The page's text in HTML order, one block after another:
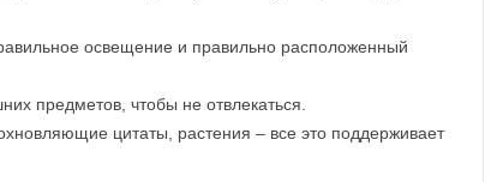
освещение и правильно расположенный
предметов, чтобы не отвлекаться.
цитаты, растения – все это поддерживает